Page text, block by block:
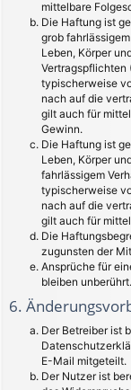
mittelbare
Die Haftung ist
grob
Leben, Körper
Vertragspflichten
typischerweise
nach auf die
gilt auch für
Gewinn.
Die Haftung ist
Leben, Körper
fahrlässigem
typischerweise
nach auf die
gilt auch für
Die
zugunsten der
Ansprüche für
bleiben unberührt.
6.
Der Betreiber ist
E-Mail mitgeteilt.
Der Nutzer ist